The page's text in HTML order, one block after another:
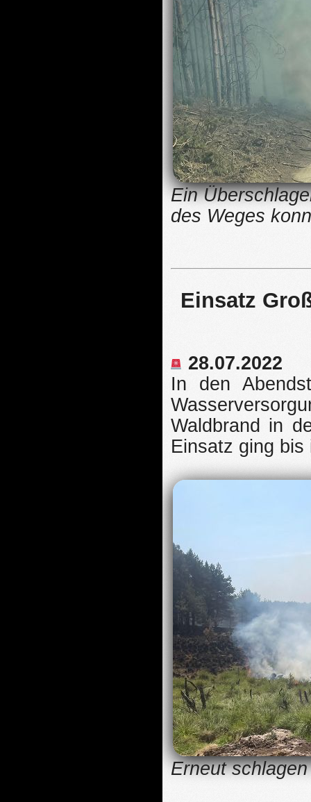
Ein
des Weges
Einsatz
28.07.2022
In den
Waldbrand in
Einsatz ging
Erneut